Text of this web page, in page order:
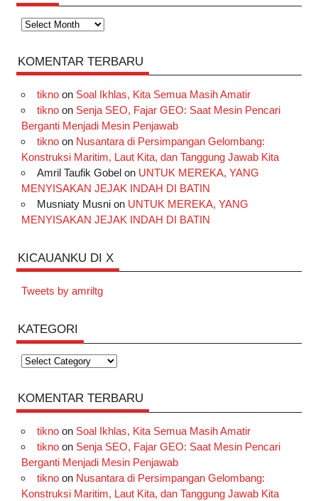
Arsip
KOMENTAR TERBARU
tiknoon Soal Ikhlas, Kita Semua Masih Amatir
tiknoon Senja SEO, Fajar GEO: Saat Mesin Pencari
Berganti Menjadi Mesin Penjawab
tiknoon Nusantara di Persimpangan Gelombang:
Konstruksi Maritim, Laut Kita, dan Tanggung Jawab Kita
Amril Taufik Gobelon UNTUK MEREKA, YANG
MENYISAKAN JEJAK INDAH DI BATIN
Musniaty Musnion UNTUK MEREKA, YANG
MENYISAKAN JEJAK INDAH DI BATIN
KICAUANKU DI X
Tweets by amriltg
KATEGORI
Kategori
KOMENTAR TERBARU
tiknoon Soal Ikhlas, Kita Semua Masih Amatir
tiknoon Senja SEO, Fajar GEO: Saat Mesin Pencari
Berganti Menjadi Mesin Penjawab
tiknoon Nusantara di Persimpangan Gelombang:
Konstruksi Maritim, Laut Kita, dan Tanggung Jawab Kita